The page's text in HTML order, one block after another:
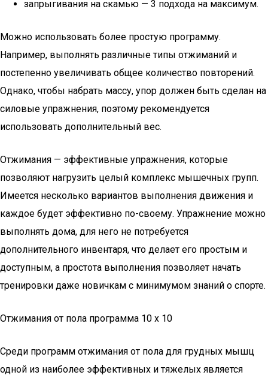
запрыгивания на скамью — 3 подхода на максимум.
Можно использовать более простую программу.
Например, выполнять различные типы отжиманий и
постепенно увеличивать общее количество повторений.
Однако, чтобы набрать массу, упор должен быть сделан на
силовые упражнения, поэтому рекомендуется
использовать дополнительный вес.
Отжимания — эффективные упражнения, которые
позволяют нагрузить целый комплекс мышечных групп.
Имеется несколько вариантов выполнения движения и
каждое будет эффективно по-своему. Упражнение можно
выполнять дома, для него не потребуется
дополнительного инвентаря, что делает его простым и
доступным, а простота выполнения позволяет начать
тренировки даже новичкам с минимумом знаний о спорте.
Отжимания от пола программа 10 х 10
Среди программ отжимания от пола для грудных мышц
одной из наиболее эффективных и тяжелых является